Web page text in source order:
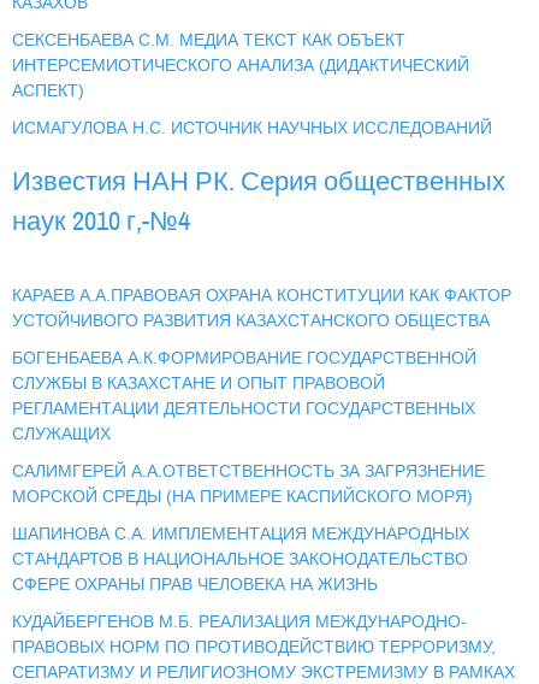
СЕКСЕНБАЕВА С.М. МЕДИА ТЕКСТ КАК ОБЪЕКТ
ИНТЕРСЕМИОТИЧЕСКОГО АНАЛИЗА (ДИДАКТИЧЕСКИЙ
АСПЕКТ)
ИСМАГУЛОВА Н.С. ИСТОЧНИК НАУЧНЫХ ИССЛЕДОВАНИЙ
Известия НАН РК. Серия общественных
наук 2010 г,-№4
КАРАЕВ А.А.ПРАВОВАЯ ОХРАНА КОНСТИТУЦИИ КАК ФАКТОР
УСТОЙЧИВОГО РАЗВИТИЯ КАЗАХСТАНСКОГО ОБЩЕСТВА
БОГЕНБАЕВА А.К.ФОРМИРОВАНИЕ ГОСУДАРСТВЕННОЙ
СЛУЖБЫ В КАЗАХСТАНЕ И ОПЫТ ПРАВОВОЙ
РЕГЛАМЕНТАЦИИ ДЕЯТЕЛЬНОСТИ ГОСУДАРСТВЕННЫХ
СЛУЖАЩИХ
САЛИМГЕРЕЙ А.А.ОТВЕТСТВЕННОСТЬ ЗА ЗАГРЯЗНЕНИЕ
МОРСКОЙ СРЕДЫ (НА ПРИМЕРЕ КАСПИЙСКОГО МОРЯ)
ШАПИНОВА С.А. ИМПЛЕМЕНТАЦИЯ МЕЖДУНАРОДНЫХ
СТАНДАРТОВ В НАЦИОНАЛЬНОЕ ЗАКОНОДАТЕЛЬСТВО
СФЕРЕ ОХРАНЫ ПРАВ ЧЕЛОВЕКА НА ЖИЗНЬ
КУДАЙБЕРГЕНОВ М.Б. РЕАЛИЗАЦИЯ МЕЖДУНАРОДНО-
ПРАВОВЫХ НОРМ ПО ПРОТИВОДЕЙСТВИЮ ТЕРРОРИЗМУ,
СЕПАРАТИЗМУ И РЕЛИГИОЗНОМУ ЭКСТРЕМИЗМУ В РАМКАХ